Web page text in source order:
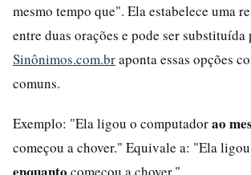
mesmo tempo que". Ela estabelece uma
entre duas orações e pode ser substituída
Sinônimos.com.braponta essas opções
comuns.
Exemplo: "Ela ligou o computadorao
começou a chover." Equivale a: "Ela
começou a chover."